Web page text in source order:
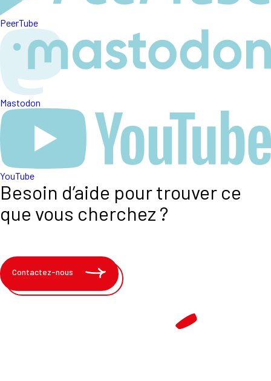
PeerTube
Mastodon
YouTube
Besoin d’aide pour trouver ce
que vous cherchez ?
Contactez-nous